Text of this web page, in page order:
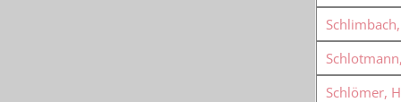
Schlömer,